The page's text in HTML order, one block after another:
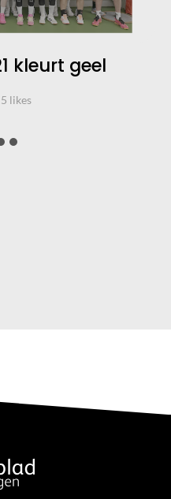
kleurt geel
5 likes